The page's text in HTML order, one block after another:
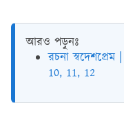
আরও পড়ুনঃ
রচনা
10, 11, 12